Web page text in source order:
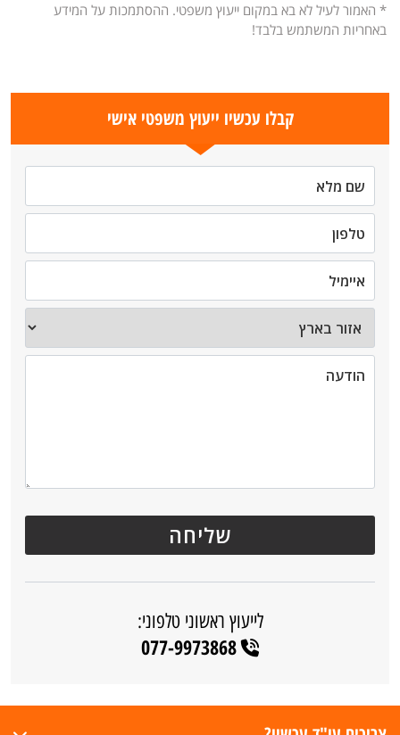
* האמור לעיל לא בא במקום ייעוץ משפטי. ההסתמכות על המידע
באחריות המשתמש בלבד!
קבלו עכשיו ייעוץ משפטי אישי
לייעוץ ראשוני טלפוני:
077-9973868